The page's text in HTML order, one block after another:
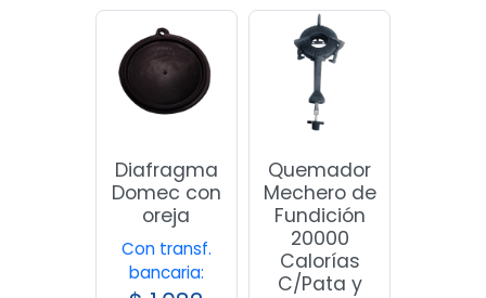
Diafragma
Domec con
oreja
Con transf.
bancaria:
Quemador
Mechero de
Fundición
20000
Calorías
C/Pata y